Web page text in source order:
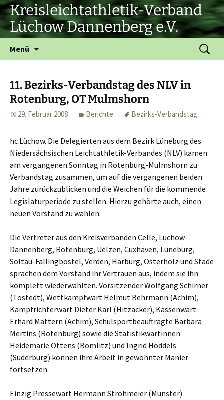
Zum
Inhalt
springen
Kreisleichtathletik-Verband
Lüchow Dannenberg e.V.
Menü
Suchen
nach:
11. Bezirks-Verbandstag des NLV in
Rotenburg, OT Mulmshorn
29. Februar 2008 Berichte Bezirks-Verbandstag
hc Lüchow. Die Delegierten aus dem Bezirk Lüneburg des
Niedersächsischen Leichtathletik-Verbandes (NLV) kamen
am vergangenen Sonntag in Rotenburg-Mulmshorn zu
Verbandstag zusammen, um auf die vergangenen beiden
Jahre zurückzublicken und die Weichen für die kommende
Legislaturperiode zu stellen. Hierzu gehörte auch, einen
neuen Vorstand zu wählen.
Die Vertreter aus den Kreisverbänden Celle, Lüchow-
Dannenberg, Rotenburg, Uelzen, Cuxhaven, Lüneburg,
Soltau-Fallingbostel, Verden, Harburg, Osterholz und Stade
sprachen dem Vorstand ihr Vertrauen aus, indem sie ihn
komplett wiederwählten. Vorsitzender Wolfgang Schirner
(Tostedt), Wettkampfwart Helmut Behrmann (Achim),
Kampfrichterwart Dieter Karl (Hitzacker), Kassenwart
Erhard Mattern (Achim), Schulsportbeauftragte Barbara
Mertins (Rotenburg) sowie die Statistikwartinnen
Heidemarie Ottens (Bomlitz) und Ingrid Höddels
(Suderburg) können ihre Arbeit in gewohnter Manier
fortsetzen.
Einzig Pressewart Hermann Strohmeier (Munster)